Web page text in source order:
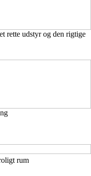
rette udstyr og den rigtige
rum